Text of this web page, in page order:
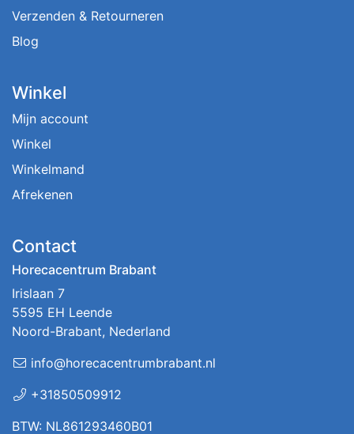
Verzenden & Retourneren
Blog
Winkel
Mijn account
Winkel
Winkelmand
Afrekenen
Contact
Horecacentrum Brabant
Irislaan 7
5595 EH Leende
Noord-Brabant, Nederland
info@horecacentrumbrabant.nl
+31850509912
BTW: NL861293460B01